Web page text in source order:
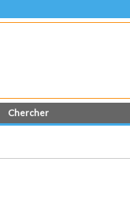
Chercher